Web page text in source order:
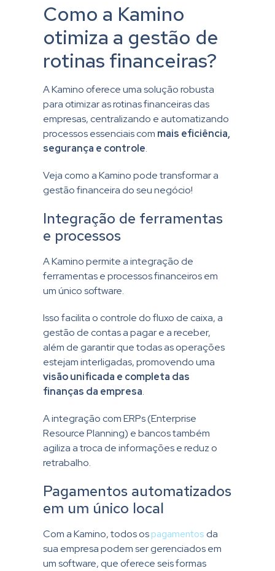
Como a Kamino
otimiza a gestão de
rotinas financeiras?
A Kamino oferece uma solução robusta
para otimizar as rotinas financeiras das
empresas, centralizando e automatizando
processos essenciais com mais eficiência,
segurança e controle.
Veja como a Kamino pode transformar a
gestão financeira do seu negócio!
Integração de ferramentas
e processos
A Kamino permite a integração de
ferramentas e processos financeiros em
um único software.
Isso facilita o controle do fluxo de caixa, a
gestão de contas a pagar e a receber,
além de garantir que todas as operações
estejam interligadas, promovendo uma
visão unificada e completa das
finanças da empresa.
A integração com ERPs (Enterprise
Resource Planning) e bancos também
agiliza a troca de informações e reduz o
retrabalho.
Pagamentos automatizados
em um único local
Com a Kamino, todos ospagamentos da
sua empresa podem ser gerenciados em
um software, que oferece seis formas